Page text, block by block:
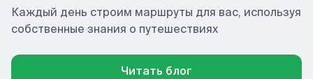
Каждый день строим маршруты для вас, используя
собственные знания о путешествиях
Читать блог